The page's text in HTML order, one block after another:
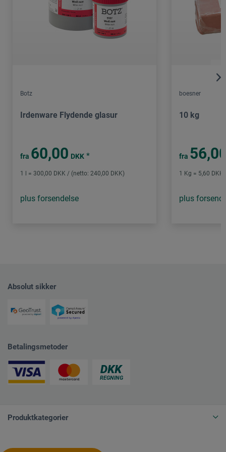
Botz
Irdenware Flydende glasur
fra 60,00 DKK *
1 l = 300,00 DKK / (netto: 240,00 DKK)
plus forsendelse
boesner
10 kg
fra
1 Kg = 5,60
plus
Absolut sikker
Betalingsmetoder
Produktkategorier